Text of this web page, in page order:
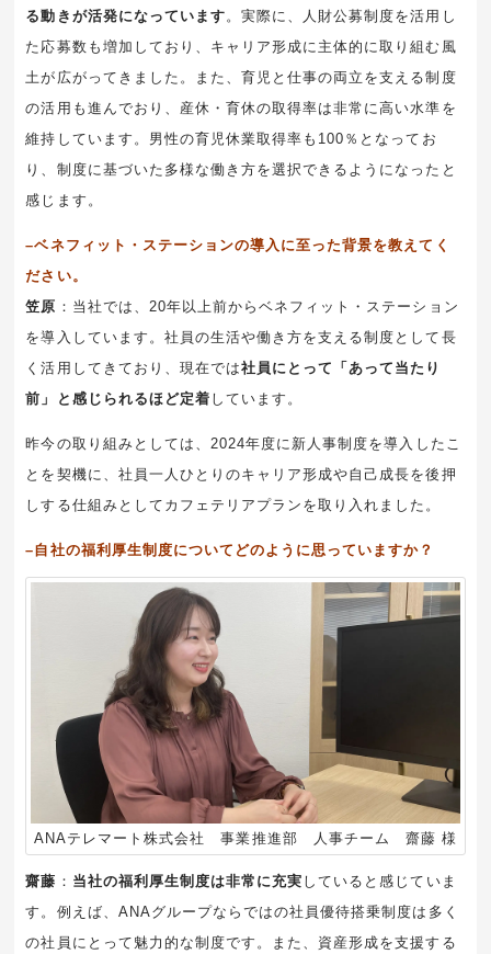
る動きが活発になっています。実際に、人財公募制度を活用し
た応募数も増加しており、キャリア形成に主体的に取り組む風
土が広がってきました。また、育児と仕事の両立を支える制度
の活用も進んでおり、産休・育休の取得率は非常に高い水準を
維持しています。男性の育児休業取得率も100％となってお
り、制度に基づいた多様な働き方を選択できるようになったと
感じます。
–ベネフィット・ステーションの導入に至った背景を教えてく
ださい。
笠原 ：当社では、20年以上前からベネフィット・ステーション
を導入しています。社員の生活や働き方を支える制度として長
く活用してきており、現在では社員にとって「あって当たり
前」と感じられるほど定着 しています。
昨今の取り組みとしては、2024年度に新人事制度を導入したこ
とを契機に、社員一人ひとりのキャリア形成や自己成長を後押
しする仕組みとしてカフェテリアプランを取り入れました。
–自社の福利厚生制度についてどのように思っていますか？
ANAテレマート株式会社 事業推進部 人事チーム 齋藤 様
齋藤 ： 当社の福利厚生制度は非常に充実 していると感じていま
す。例えば、ANAグループならではの社員優待搭乗制度は多く
の社員にとって魅力的な制度です。また、資産形成を支援する